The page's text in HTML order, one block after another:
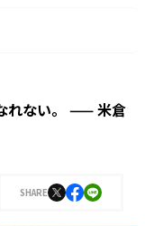
れない。 —— 米倉
SHARE